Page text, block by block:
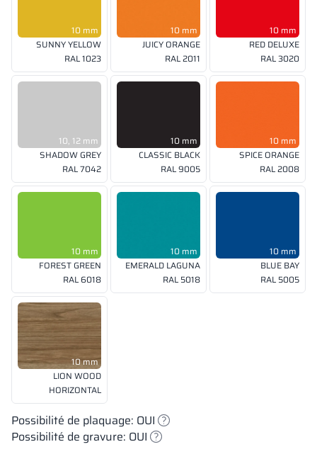
10 mm
SUNNY YELLOW
RAL 1023
10 mm
JUICY ORANGE
RAL 2011
10 mm
RED DELUXE
RAL 3020
10, 12 mm
SHADOW GREY
RAL 7042
10 mm
CLASSIC BLACK
RAL 9005
10 mm
SPICE ORANGE
RAL 2008
10 mm
FOREST GREEN
RAL 6018
10 mm
EMERALD LAGUNA
RAL 5018
10 mm
BLUE BAY
RAL 5005
10 mm
LION WOOD
HORIZONTAL
Possibilité de plaquage: OUI
Possibilité de gravure: OUI